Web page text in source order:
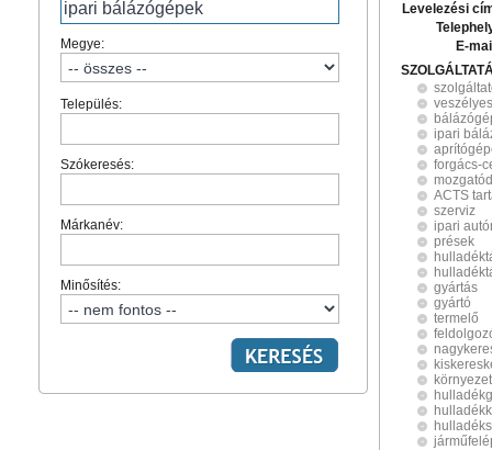
Megye:
Település:
Szókeresés:
Márkanév:
Minősítés:
Levelezési
E-
ipari
forgács-
ACTS
szerviz
ipari
prések
gyártás
gyártó
termelő